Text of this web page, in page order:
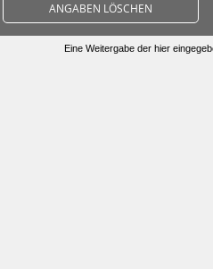
ANGABEN LÖSCHEN
Eine Weitergabe der hier